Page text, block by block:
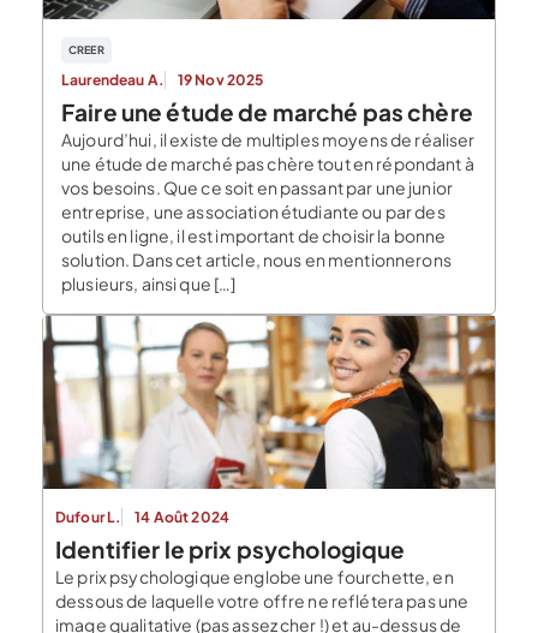
CREER
Laurendeau A. 19 Nov 2025
Faire une étude de marché pas chère
Aujourd’hui, il existe de multiples moyens de réaliser
une étude de marché pas chère tout en répondant à
vos besoins. Que ce soit en passant par une junior
entreprise, une association étudiante ou par des
outils en ligne, il est important de choisir la bonne
solution. Dans cet article, nous en mentionnerons
plusieurs, ainsi que […]
Dufour L. 14 Août 2024
Identifier le prix psychologique
Le prix psychologique englobe une fourchette, en
dessous de laquelle votre offre ne reflétera pas une
image qualitative (pas assez cher !) et au-dessus de